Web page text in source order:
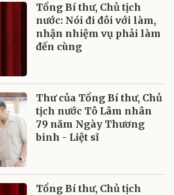
Tổng Bí thư, Chủ tịch
nước: Nói đi đôi với làm,
nhận nhiệm vụ phải làm
đến cùng
Thư của Tổng Bí thư, Chủ
tịch nước Tô Lâm nhân
79 năm Ngày Thương
binh - Liệt sĩ
Tổng Bí thư, Chủ tịch